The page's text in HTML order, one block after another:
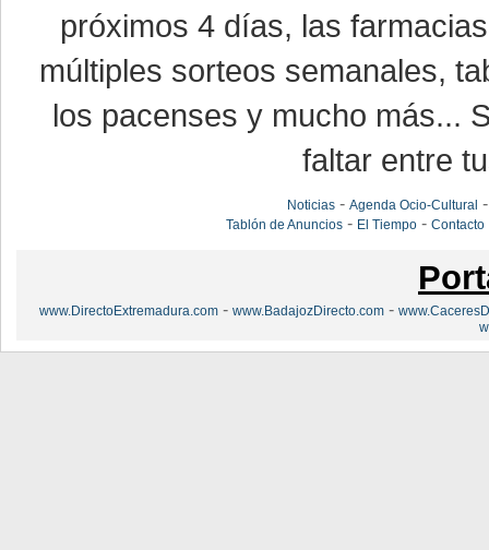
próximos 4 días, las
múltiples sorteos semanales,
los pacenses y mucho más...
faltar entre
Noticias -Agenda Ocio-Cultural
Tablón de Anuncios - El Tiempo -Contacto
www.DirectoExtremadura.com - www.BadajozDirecto.com -